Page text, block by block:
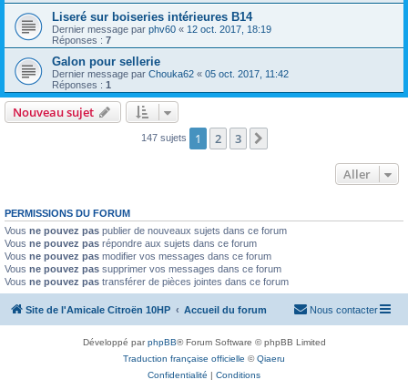
Liseré sur boiseries intérieures B14
Dernier message par phv60 « 12 oct. 2017, 18:19
Réponses : 7
Galon pour sellerie
Dernier message par Chouka62 « 05 oct. 2017, 11:42
Réponses : 1
Nouveau sujet
147 sujets 1 2 3
Aller
PERMISSIONS DU FORUM
Vous ne pouvez pas publier de nouveaux sujets dans ce forum
Vous ne pouvez pas répondre aux sujets dans ce forum
Vous ne pouvez pas modifier vos messages dans ce forum
Vous ne pouvez pas supprimer vos messages dans ce forum
Vous ne pouvez pas transférer de pièces jointes dans ce forum
Site de l'Amicale Citroën 10HP Accueil du forum Nous contacter
Développé parphpBB® Forum Software © phpBB Limited
Traduction française officielle ©Qiaeru
Confidentialité | Conditions